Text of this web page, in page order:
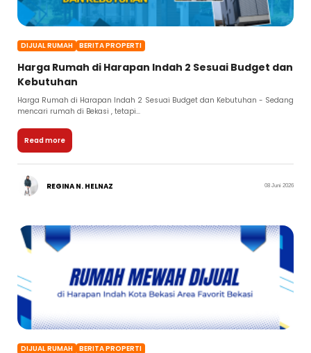
DIJUAL RUMAH BERITA PROPERTI
Harga Rumah di Harapan Indah 2 Sesuai Budget dan
Kebutuhan
Harga Rumah di Harapan Indah 2 Sesuai Budget dan Kebutuhan - Sedang
mencari rumah di Bekasi , tetapi...
Read more
REGINA N. HELNAZ 08 Juni 2026
DIJUAL RUMAH BERITA PROPERTI